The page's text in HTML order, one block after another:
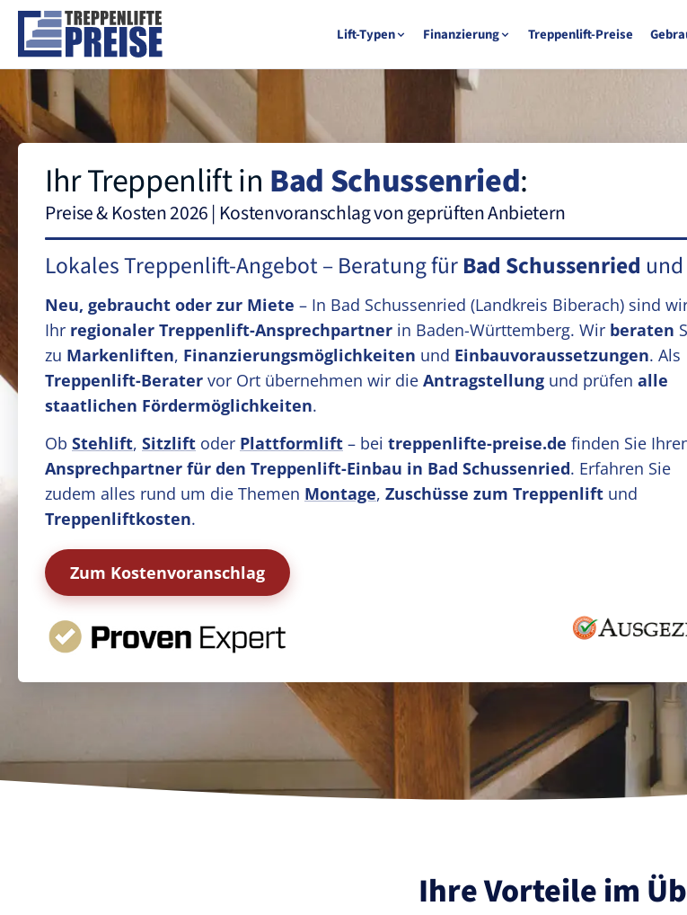
Lift-Typen Finanzierung Treppenlift-Preise
Ihr Treppenlift in Bad Schussenried:
Preise & Kosten 2026 | Kostenvoranschlag von geprüften Anbietern
Lokales Treppenlift-Angebot – Beratung fürBad Schussenried
Neu, gebraucht oder zur Miete – In Bad Schussenried (Landkreis Biberach) sind
Ihr regionaler Treppenlift-Ansprechpartner in Baden-Württemberg. Wir beraten
zu Markenliften, Finanzierungsmöglichkeiten und Einbauvoraussetzungen. Als
Treppenlift-Berater vor Ort übernehmen wir die Antragstellung und prüfen alle
staatlichen Fördermöglichkeiten.
Ob Stehlift, Sitzlift oder Plattformlift – bei treppenlifte-preise.de finden Sie
Ansprechpartner für den Treppenlift-Einbau in Bad Schussenried. Erfahren Sie
zudem alles rund um die Themen Montage, Zuschüsse zum Treppenlift und
Treppenliftkosten.
Zum Kostenvoranschlag
Ihre Vorteile im